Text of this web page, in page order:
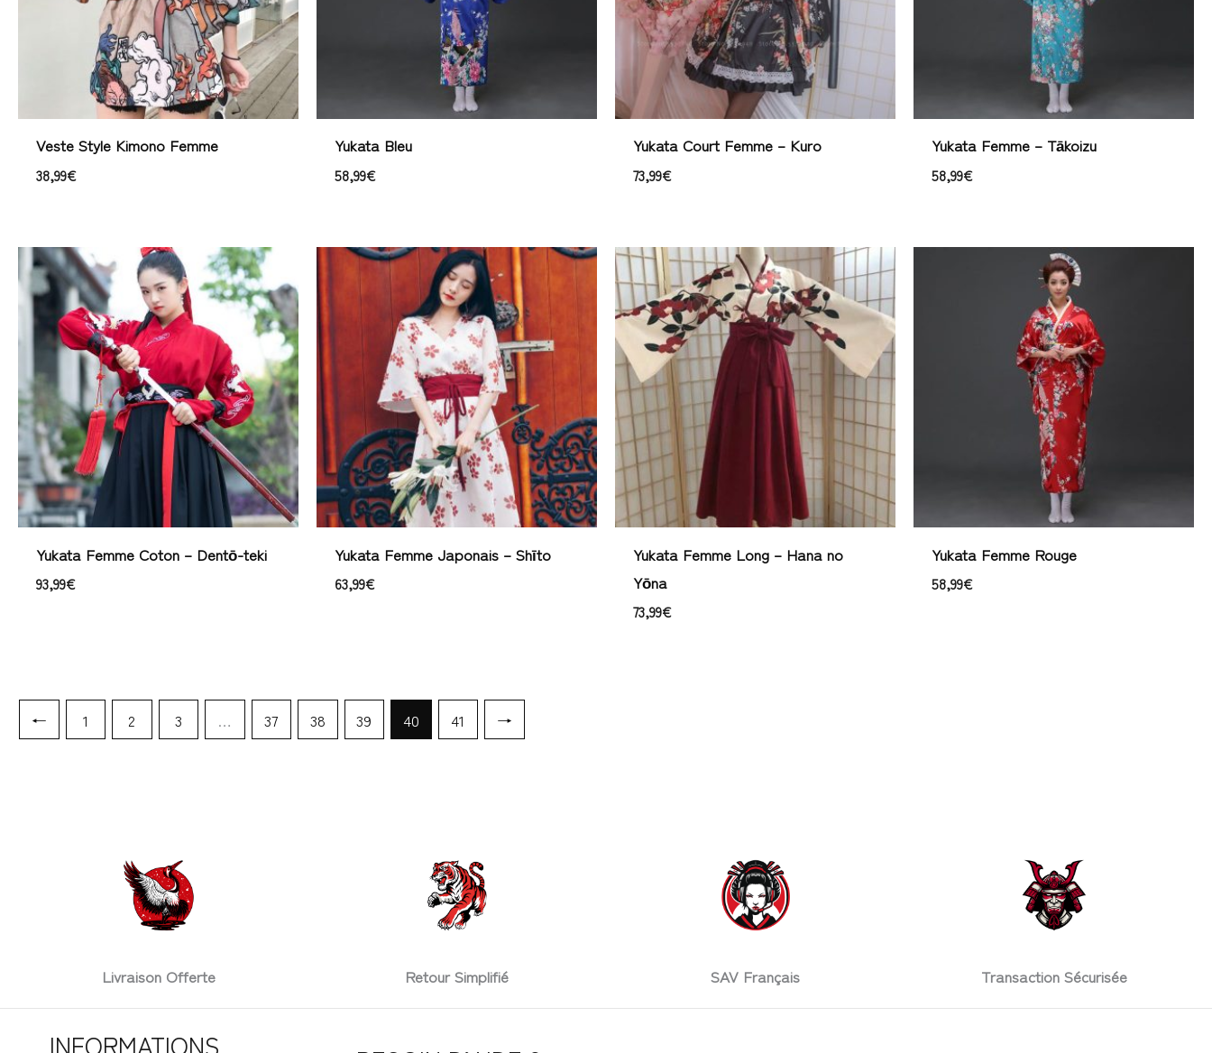
Veste Style Kimono Femme
38,99€
Yukata Bleu
58,99€
Yukata Court Femme – Kuro
73,99€
Yukata Femme – Tākoizu
58,99€
Yukata Femme Coton – Dentō-teki
93,99€
Yukata Femme Japonais – Shīto
63,99€
Yukata Femme Long – Hana no
Yōna
73,99€
Yukata Femme Rouge
58,99€
← 1 2 3 … 37 38 39 40 41 →
Livraison Offerte Retour Simplifié SAV Français Transaction Sécurisée
INFORMATIONS